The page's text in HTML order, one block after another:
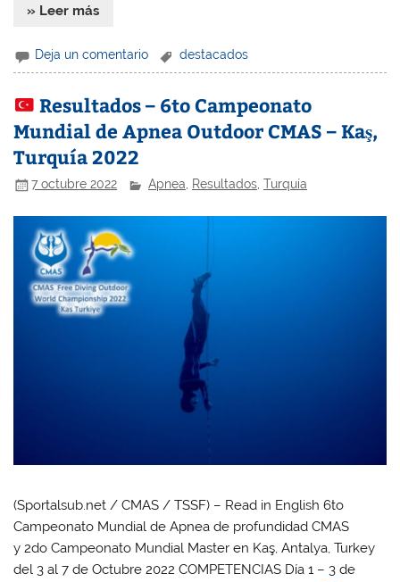
» Leer más
Deja un comentario destacados
Resultados – 6to Campeonato
Mundial de Apnea Outdoor CMAS – Kaş,
Turquía 2022
7 octubre 2022 Apnea, Resultados,Turquía
(Sportalsub.net / CMAS / TSSF) – Read in English 6to
Campeonato Mundial de Apnea de profundidad CMAS
y 2do Campeonato Mundial Master en Kaş, Antalya, Turkey
del 3 al 7 de Octubre 2022 COMPETENCIAS Día 1 – 3 de